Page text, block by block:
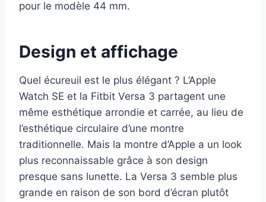
pour le modèle 44 mm.
Design et affichage
Quel écureuil est le plus élégant ? L’Apple
Watch SE et la Fitbit Versa 3 partagent une
même esthétique arrondie et carrée, au lieu de
l’esthétique circulaire d’une montre
traditionnelle. Mais la montre d’Apple a un look
plus reconnaissable grâce à son design
presque sans lunette. La Versa 3 semble plus
grande en raison de son bord d’écran plutôt